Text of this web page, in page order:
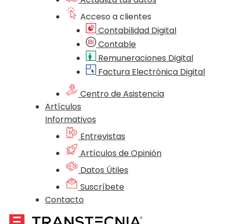
Acceso a clientes
Contabilidad Digital
Contable
Remuneraciones Digital
Factura Electrónica Digital
Centro de Asistencia
Artículos
Informativos
Entrevistas
Artículos de Opinión
Datos Útiles
Suscríbete
Contacto